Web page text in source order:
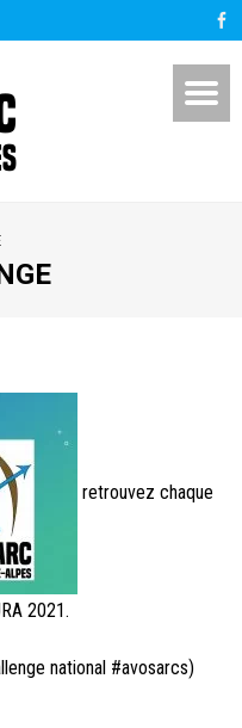
retrouvez chaque
2021.
national #avosarcs)